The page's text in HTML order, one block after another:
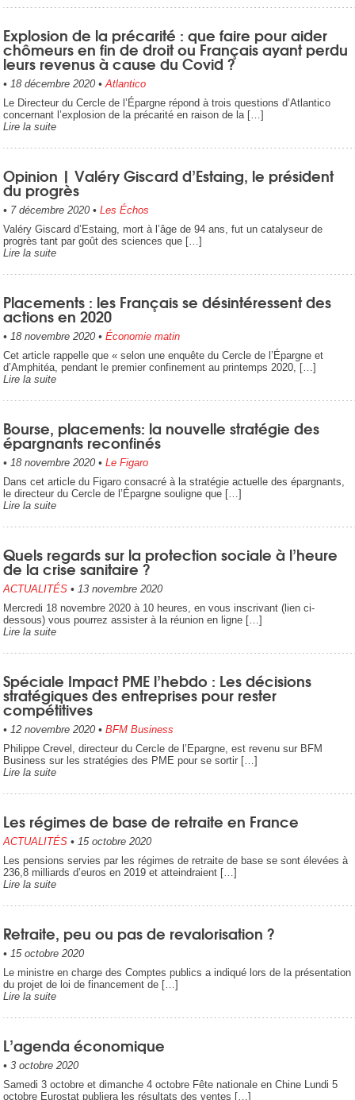
Explosion de la précarité : que faire pour aider
chômeurs en fin de droit ou Français ayant perdu
leurs revenus à cause du Covid ?
• 18 décembre 2020• Atlantico
Le Directeur du Cercle de l’Épargne répond à trois questions d’Atlantico
concernant l’explosion de la précarité en raison de la […]
Lire la suite
Opinion | Valéry Giscard d’Estaing, le président
du progrès
• 7 décembre 2020• Les Échos
Valéry Giscard d’Estaing, mort à l’âge de 94 ans, fut un catalyseur de
progrès tant par goût des sciences que […]
Lire la suite
Placements : les Français se désintéressent des
actions en 2020
• 18 novembre 2020• Économie matin
Cet article rappelle que « selon une enquête du Cercle de l’Épargne et
d’Amphitéa, pendant le premier confinement au printemps 2020, […]
Lire la suite
Bourse, placements: la nouvelle stratégie des
épargnants reconfinés
• 18 novembre 2020• Le Figaro
Dans cet article du Figaro consacré à la stratégie actuelle des épargnants,
le directeur du Cercle de l’Épargne souligne que […]
Lire la suite
Quels regards sur la protection sociale à l’heure
de la crise sanitaire ?
ACTUALITÉS • 13 novembre 2020
Mercredi 18 novembre 2020 à 10 heures, en vous inscrivant (lien ci-
dessous) vous pourrez assister à la réunion en ligne […]
Lire la suite
Spéciale Impact PME l’hebdo : Les décisions
stratégiques des entreprises pour rester
compétitives
• 12 novembre 2020• BFM Business
Philippe Crevel, directeur du Cercle de l’Epargne, est revenu sur BFM
Business sur les stratégies des PME pour se sortir […]
Lire la suite
Les régimes de base de retraite en France
ACTUALITÉS • 15 octobre 2020
Les pensions servies par les régimes de retraite de base se sont élevées à
236,8 milliards d’euros en 2019 et atteindraient […]
Lire la suite
Retraite, peu ou pas de revalorisation ?
• 15 octobre 2020
Le ministre en charge des Comptes publics a indiqué lors de la présentation
du projet de loi de financement de […]
Lire la suite
L’agenda économique
• 3 octobre 2020
Samedi 3 octobre et dimanche 4 octobre Fête nationale en Chine Lundi 5
octobre Eurostat publiera les résultats des ventes […]